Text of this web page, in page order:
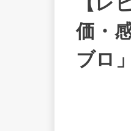
価・
ブロ